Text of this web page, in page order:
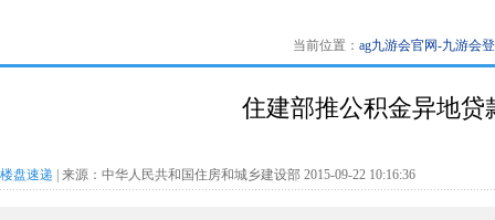
当前位置： ag九游会官网-九游会
住建部推公积金异地贷
楼盘速递 | 来源：中华人民共和国住房和城乡建设部 2015-09-22 10:16:36